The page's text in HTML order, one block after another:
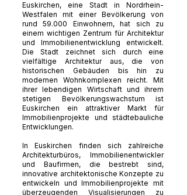
Euskirchen, eine Stadt in Nordrhein-
Westfalen mit einer Bevölkerung von
rund 59.000 Einwohnern, hat sich zu
einem wichtigen Zentrum für Architektur
und Immobilienentwicklung entwickelt.
Die Stadt zeichnet sich durch eine
vielfältige Architektur aus, die von
historischen Gebäuden bis hin zu
modernen Wohnkomplexen reicht. Mit
ihrer lebendigen Wirtschaft und ihrem
stetigen Bevölkerungswachstum ist
Euskirchen ein attraktiver Markt für
Immobilienprojekte und städtebauliche
Entwicklungen.
In Euskirchen finden sich zahlreiche
Architekturbüros, Immobilienentwickler
und Baufirmen, die bestrebt sind,
innovative architektonische Konzepte zu
entwickeln und Immobilienprojekte mit
überzeugenden Visualisierungen zu